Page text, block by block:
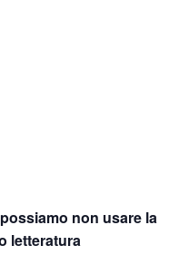
non usare la
letteratura